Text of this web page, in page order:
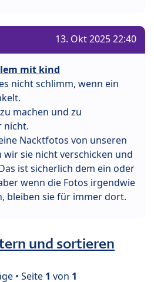
13. Okt 2025 22:40
mit kind
nicht schlimm, wenn ein
machen und zu
nicht.
Nacktfotos von unseren
wir sie nicht verschicken und
ist sicherlich dem ein oder
wenn die Fotos irgendwie
bleiben sie für immer dort.
und sortieren
• Seite 1 von 1